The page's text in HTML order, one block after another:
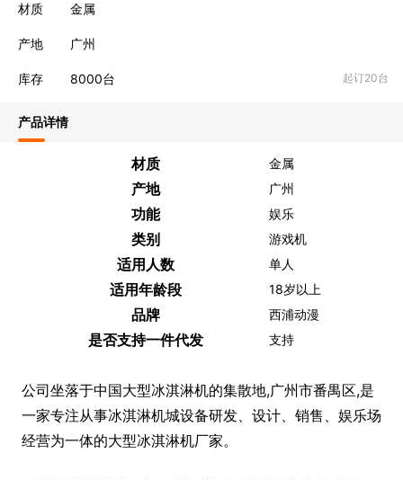
材质 金属
产地 广州
库存 8000台 起订20台
产品详情
材质 金属
产地 广州
功能 娱乐
类别 游戏机
适用人数 单人
适用年龄段 18岁以上
品牌 西浦动漫
是否支持一件代发 支持
公司坐落于中国大型冰淇淋机的集散地,广州市番禺区,是
一家专注从事冰淇淋机城设备研发、设计、销售、娱乐场
经营为一体的大型冰淇淋机厂家。